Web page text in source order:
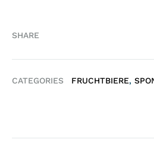
SHARE
CATEGORIES FRUCHTBIERE,